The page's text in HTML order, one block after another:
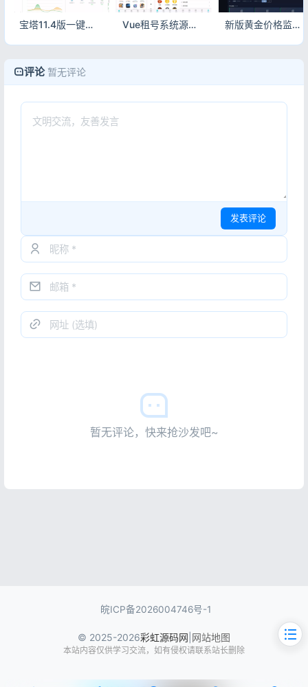
宝塔11.4版一键优化脚本，去除广告/日志/强制绑定，运维更清爽 Vue租号系统源码_游戏账号出租平台_租号玩平台源码_虚拟账号出租系统 新版黄金价格监控源码_K线图+舆情+AI智能客服_实时金价监测系统源码
评论 暂无评论
发表评论
暂无评论，快来抢沙发吧~
皖ICP备2026004746号-1
© 2025-2026彩虹源码网 网站地图
本站内容仅供学习交流，如有侵权请联系站长删除